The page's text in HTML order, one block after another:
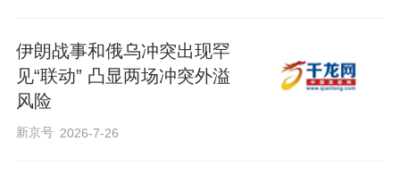
伊朗战事和俄乌冲突出现罕
见“联动” 凸显两场冲突外溢
风险
新京号 2026-7-26